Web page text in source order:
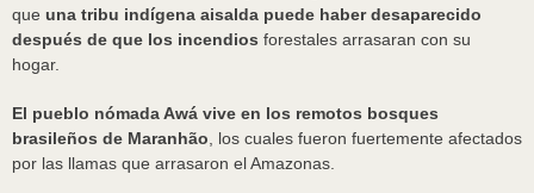
que una tribu indígena aisalda puede haber desaparecido
después de que los incendios forestales arrasaran con su
hogar.
El pueblo nómada Awá vive en los remotos bosques
brasileños de Maranhão , los cuales fueron fuertemente afectados
por las llamas que arrasaron el Amazonas.